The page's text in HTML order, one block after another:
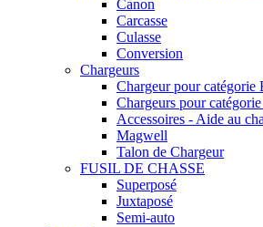
Canon
Carcasse
Culasse
Conversion
Chargeurs
Chargeur pour catégorie
Chargeurs pour
Accessoires - Aide au
Magwell
Talon de Chargeur
FUSIL DE CHASSE
Superposé
Juxtaposé
Semi-auto